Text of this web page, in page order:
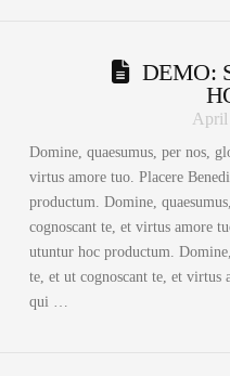
DEMO:
April
Domine, quaesumus, per nos,
virtus amore tuo. Placere
productum. Domine,
cognoscant te, et virtus amore
utuntur hoc productum.
te, et ut cognoscant te, et virtus
qui …